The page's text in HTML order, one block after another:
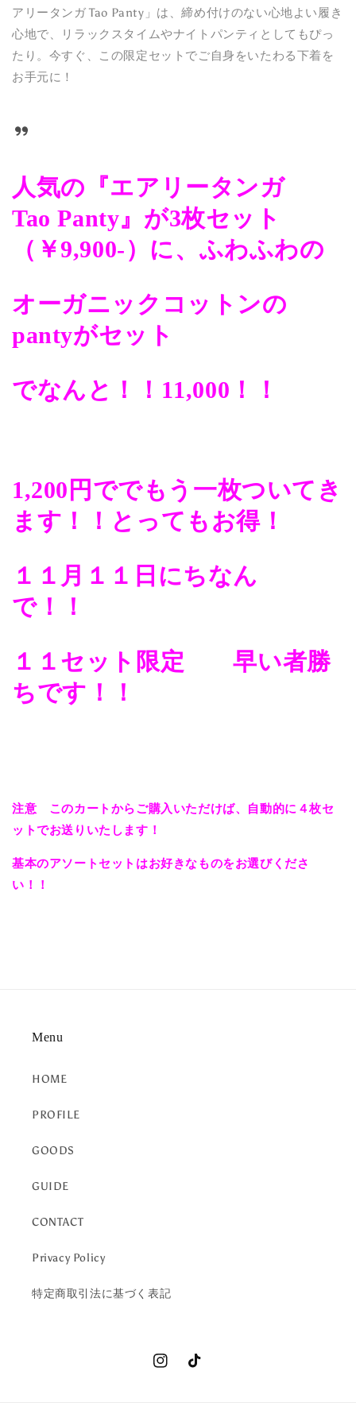
アリータンガ Tao Panty」は、締め付けのない心地よい履き
心地で、リラックスタイムやナイトパンティとしてもぴっ
たり。今すぐ、この限定セットでご自身をいたわる下着を
お手元に！
人気の『エアリータンガ
Tao Panty』が3枚セット
（￥9,900-）に、ふわふわの
オーガニックコットンの
pantyがセット
でなんと！！ 11,000！！
1,200円ででもう一枚ついてき
ます！！ とってもお得！
１１月１１日にちなん
で！！
１１セット限定 早い者勝
ちです！！
注意 このカートからご購入いただけば、自動的に４枚セ
ットでお送りいたします！
基本のアソートセットはお好きなものをお選びくださ
い！！
Menu
HOME
PROFILE
GOODS
GUIDE
CONTACT
Privacy Policy
特定商取引法に基づく表記
InstagramTikTok